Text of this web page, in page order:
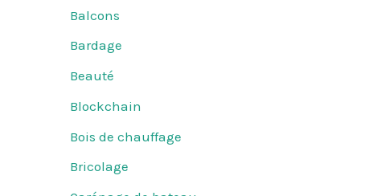
Balcons
Bardage
Beauté
Blockchain
Bois de chauffage
Bricolage